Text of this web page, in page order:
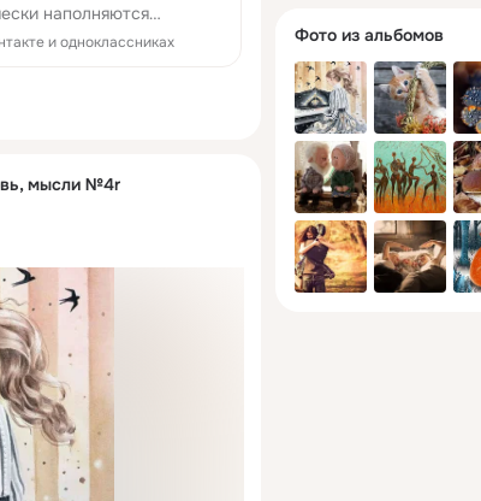
наполняются
и одноклассниках
мысли №4r
Фото из альбомов